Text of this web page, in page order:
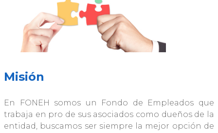
Misión
En FONEH somos un Fondo de Empleados que
trabaja en pro de sus asociados como dueños de la
entidad, buscamos ser siempre la mejor opción de